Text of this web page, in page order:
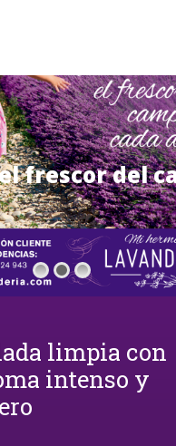
frescor del
limpia con
intenso y